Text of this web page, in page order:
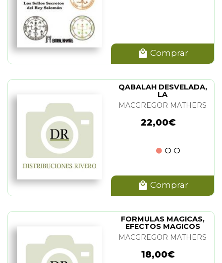
Comprar
QABALAH DESVELADA,
LA
MACGREGOR MATHERS
22,00€
Comprar
FORMULAS MAGICAS,
EFECTOS MAGICOS
MACGREGOR MATHERS
18,00€